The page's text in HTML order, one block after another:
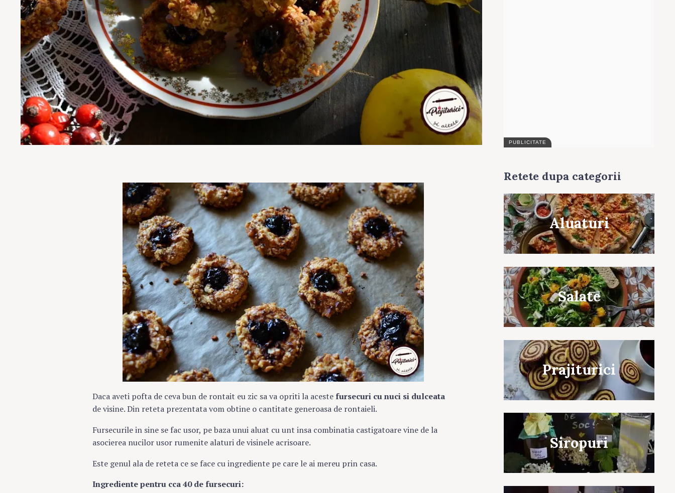
Daca aveti pofta de ceva bun de rontait eu zic sa va opriti la acestefursecuri cu nuci si dulceata
de visine. Din reteta prezentata vom obtine o cantitate generoasa de rontaieli.
Fursecurile in sine se fac usor, pe baza unui aluat cu unt insa combinatia castigatoare vine de la
asocierea nucilor usor rumenite alaturi de visinele acrisoare.
Este genul ala de reteta ce se face cu ingrediente pe care le ai mereu prin casa.
Ingrediente pentru cca 40 de fursecuri:
Retete dupa categorii
Aluaturi
Salate
Prajiturici
Siropuri